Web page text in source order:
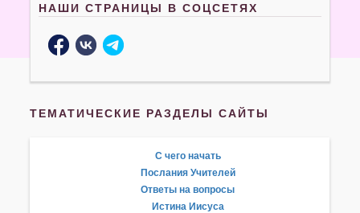
НАШИ СТРАНИЦЫ В СОЦСЕТЯХ
ТЕМАТИЧЕСКИЕ РАЗДЕЛЫ САЙТЫ
С чего начать
Послания Учителей
Ответы на вопросы
Истина Иисуса